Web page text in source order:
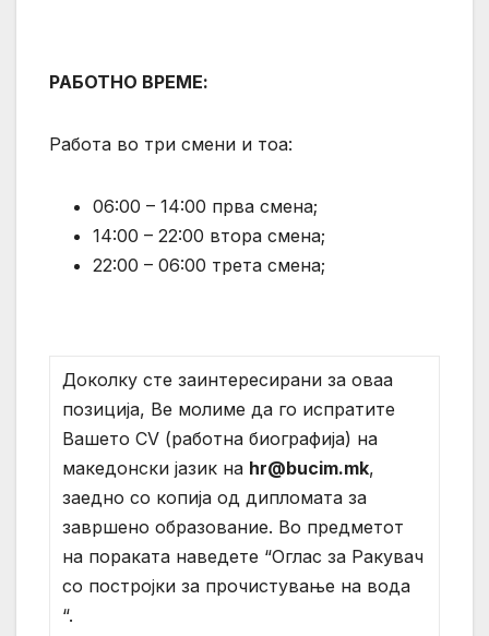
РАБОТНО ВРЕМЕ:
Работа во три смени и тоа:
06:00 – 14:00 прва смена;
14:00 – 22:00 втора смена;
22:00 – 06:00 трета смена;
Доколку сте заинтересирани за оваа
позиција, Ве молиме да го испратите
Вашето CV (работна биографија) на
македонски јазик на hr@bucim.mk,
заедно со копија од дипломата за
завршено образование. Во предметот
на пораката наведете “Оглас за Ракувач
со постројки за прочистување на вода
“.